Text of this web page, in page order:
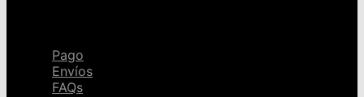
Pago
Envíos
FAQs